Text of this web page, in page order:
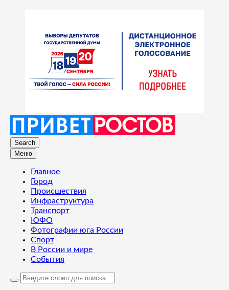
Search
Меню
Главное
Город
Происшествия
Инфраструктура
Транспорт
ЮФО
Фотографии юга России
Спорт
В России и мире
События